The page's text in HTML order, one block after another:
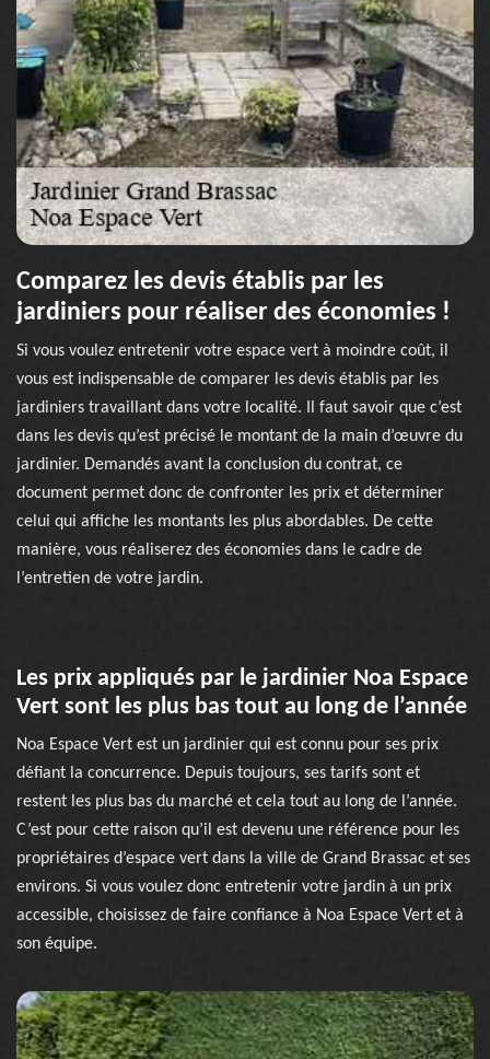
Comparez les devis établis par les
jardiniers pour réaliser des économies !
Si vous voulez entretenir votre espace vert à moindre coût, il
vous est indispensable de comparer les devis établis par les
jardiniers travaillant dans votre localité. Il faut savoir que c’est
dans les devis qu’est précisé le montant de la main d’œuvre du
jardinier. Demandés avant la conclusion du contrat, ce
document permet donc de confronter les prix et déterminer
celui qui affiche les montants les plus abordables. De cette
manière, vous réaliserez des économies dans le cadre de
l’entretien de votre jardin.
Les prix appliqués par le jardinier Noa Espace
Vert sont les plus bas tout au long de l’année
Noa Espace Vert est un jardinier qui est connu pour ses prix
défiant la concurrence. Depuis toujours, ses tarifs sont et
restent les plus bas du marché et cela tout au long de l’année.
C’est pour cette raison qu’il est devenu une référence pour les
propriétaires d’espace vert dans la ville de Grand Brassac et ses
environs. Si vous voulez donc entretenir votre jardin à un prix
accessible, choisissez de faire confiance à Noa Espace Vert et à
son équipe.